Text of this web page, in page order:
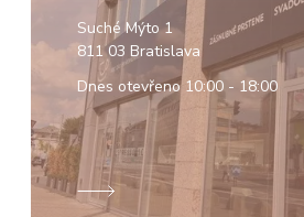
Suché Mýto 1
811 03 Bratislava
Dnes otevřeno 10:00 - 18:00